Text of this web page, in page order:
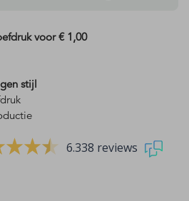
voor€ 1,00
stijl
6.338 reviews